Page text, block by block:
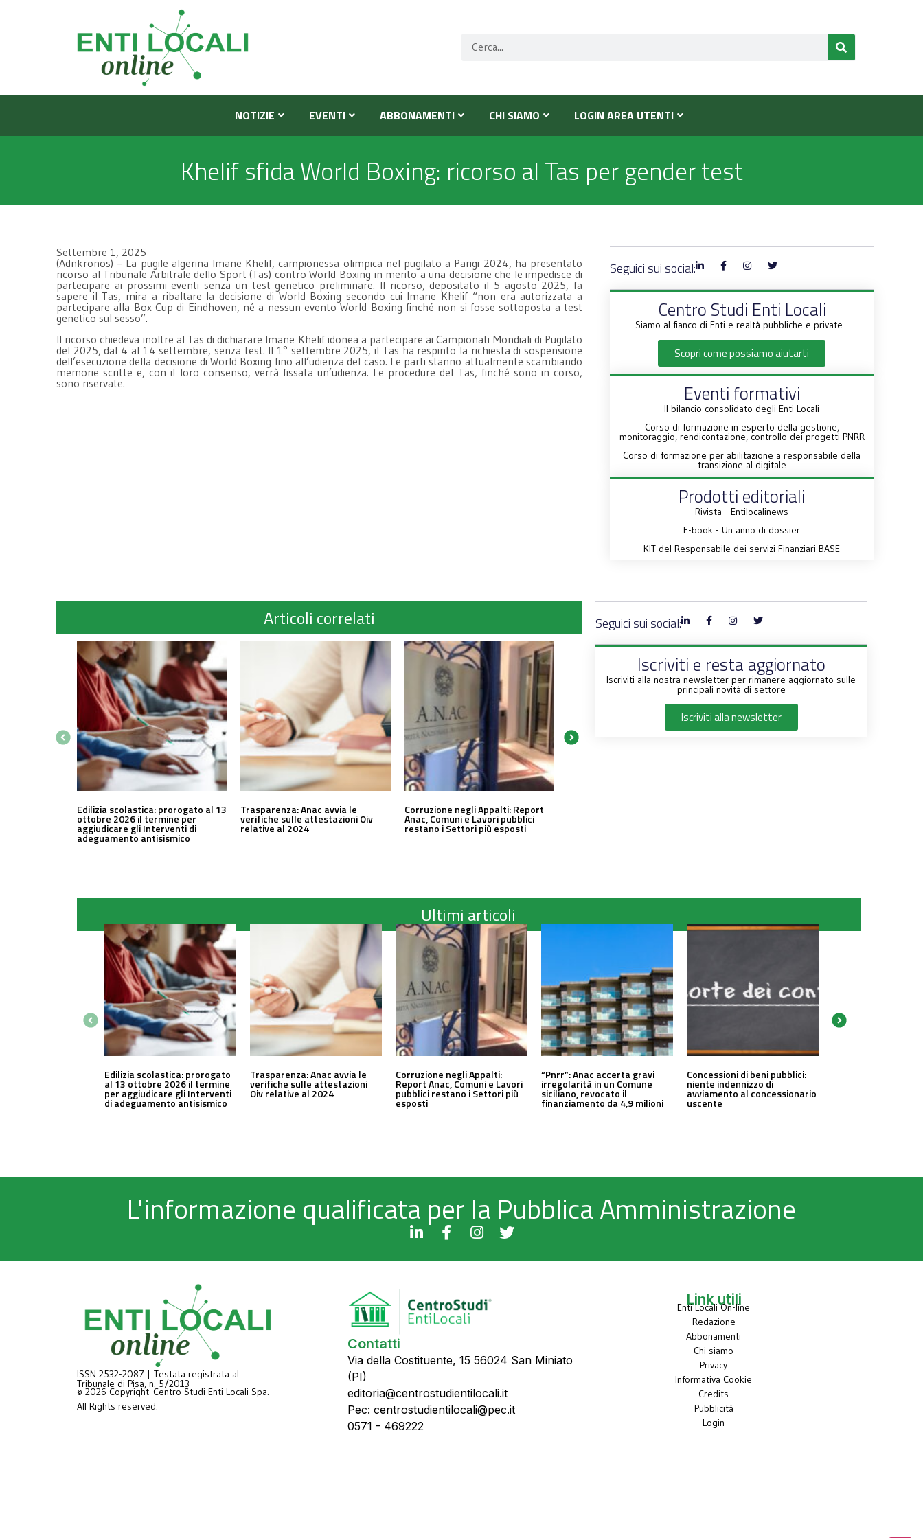
NOTIZIE EVENTI ABBONAMENTI CHI SIAMO LOGIN AREA UTENTI
Khelif sfida World Boxing: ricorso al Tas per gender test
Settembre 1, 2025
(Adnkronos) – La pugile algerina Imane Khelif, campionessa olimpica nel pugilato a Parigi 2024, ha presentato
ricorso al Tribunale Arbitrale dello Sport (Tas) contro World Boxing in merito a una decisione che le impedisce di
partecipare ai prossimi eventi senza un test genetico preliminare. Il ricorso, depositato il 5 agosto 2025, fa
sapere il Tas, mira a ribaltare la decisione di World Boxing secondo cui Imane Khelif “non era autorizzata a
partecipare alla Box Cup di Eindhoven, né a nessun evento World Boxing finché non si fosse sottoposta a test
genetico sul sesso”.
Il ricorso chiedeva inoltre al Tas di dichiarare Imane Khelif idonea a partecipare ai Campionati Mondiali di Pugilato
del 2025, dal 4 al 14 settembre, senza test. Il 1° settembre 2025, il Tas ha respinto la richiesta di sospensione
dell’esecuzione della decisione di World Boxing fino all’udienza del caso. Le parti stanno attualmente scambiando
memorie scritte e, con il loro consenso, verrà fissata un’udienza. Le procedure del Tas, finché sono in corso,
sono riservate.
Seguici sui social:
Centro Studi Enti Locali
Siamo al fianco di Enti e realtà pubbliche e private.
Scopri come possiamo aiutarti
Eventi formativi
Il bilancio consolidato degli Enti Locali
Corso di formazione in esperto della gestione,
monitoraggio, rendicontazione, controllo dei progetti PNRR
Corso di formazione per abilitazione a responsabile della
transizione al digitale
Prodotti editoriali
Rivista - Entilocalinews
E-book - Un anno di dossier
KIT del Responsabile dei servizi Finanziari BASE
Articoli correlati
Edilizia scolastica: prorogato al 13
ottobre 2026 il termine per
aggiudicare gli Interventi di
adeguamento antisismico
Trasparenza: Anac avvia le
verifiche sulle attestazioni Oiv
relative al 2024
Corruzione negli Appalti: Report
Anac, Comuni e Lavori pubblici
restano i Settori più esposti
Seguici sui social:
Iscriviti e resta aggiornato
Iscriviti alla nostra newsletter per rimanere aggiornato sulle
principali novità di settore
Iscriviti alla newsletter
Ultimi articoli
Edilizia scolastica: prorogato
al 13 ottobre 2026 il termine
per aggiudicare gli Interventi
di adeguamento antisismico
Trasparenza: Anac avvia le
verifiche sulle attestazioni
Oiv relative al 2024
Corruzione negli Appalti:
Report Anac, Comuni e Lavori
pubblici restano i Settori più
esposti
“Pnrr”: Anac accerta gravi
irregolarità in un Comune
siciliano, revocato il
finanziamento da 4,9 milioni
Concessioni di beni pubblici:
niente indennizzo di
avviamento al concessionario
uscente
L'informazione qualificata per la Pubblica Amministrazione
ISSN 2532-2087 | Testata registrata al
Tribunale di Pisa, n. 5/2013
© 2026 Copyright Centro Studi Enti Locali Spa.
All Rights reserved.
Contatti
Via della Costituente, 15 56024 San Miniato
(PI)
editoria@centrostudientilocali.it
Pec: centrostudientilocali@pec.it
0571 - 469222
Link utili
Enti Locali On-line
Redazione
Abbonamenti
Chi siamo
Privacy
Informativa Cookie
Credits
Pubblicità
Login